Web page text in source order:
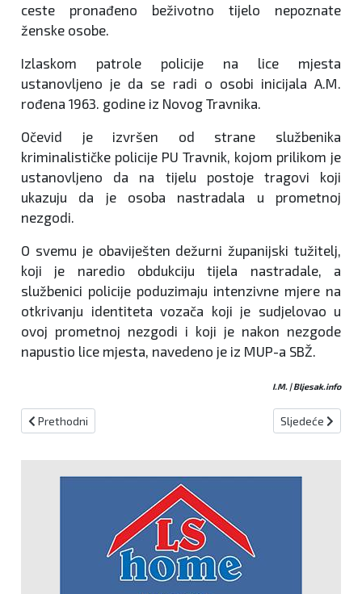
ceste pronađeno beživotno tijelo nepoznate
ženske osobe.
Izlaskom patrole policije na lice mjesta
ustanovljeno je da se radi o osobi inicijala A.M.
rođena 1963. godine iz Novog Travnika.
Očevid je izvršen od strane službenika
kriminalističke policije PU Travnik, kojom prilikom je
ustanovljeno da na tijelu postoje tragovi koji
ukazuju da je osoba nastradala u prometnoj
nezgodi.
O svemu je obaviješten dežurni županijski tužitelj,
koji je naredio obdukciju tijela nastradale, a
službenici policije poduzimaju intenzivne mjere na
otkrivanju identiteta vozača koji je sudjelovao u
ovoj prometnoj nezgodi i koji je nakon nezgode
napustio lice mjesta, navedeno je iz MUP-a SBŽ.
I.M. | Bljesak.info
Prethodni članak: KREŠEVO SANIRA POSLJEDICE POPLAVA
Prethodni Sljedeći članak:
Sljedeće